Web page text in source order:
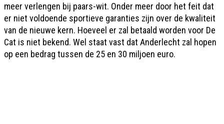
meer verlengen bij paars-wit. Onder meer door het feit dat
er niet voldoende sportieve garanties zijn over de kwaliteit
van de nieuwe kern. Hoeveel er zal betaald worden voor De
Cat is niet bekend. Wel staat vast dat Anderlecht zal hopen
op een bedrag tussen de 25 en 30 miljoen euro.